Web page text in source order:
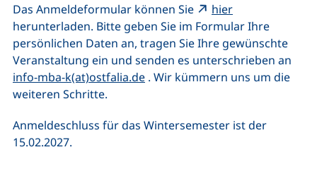
Das Anmeldeformular können Sie
hier(externer Link,
herunterladen. Bitte geben Sie im Formular Ihre
persönlichen Daten an, tragen Sie Ihre gewünschte
Veranstaltung ein und senden es unterschrieben an
info-mba-k(at)ostfalia.de(öffnet Ihr E-Mail-Programm)
. Wir kümmern uns um die
weiteren Schritte.
Anmeldeschluss für das Wintersemester ist der
15.02.2027.